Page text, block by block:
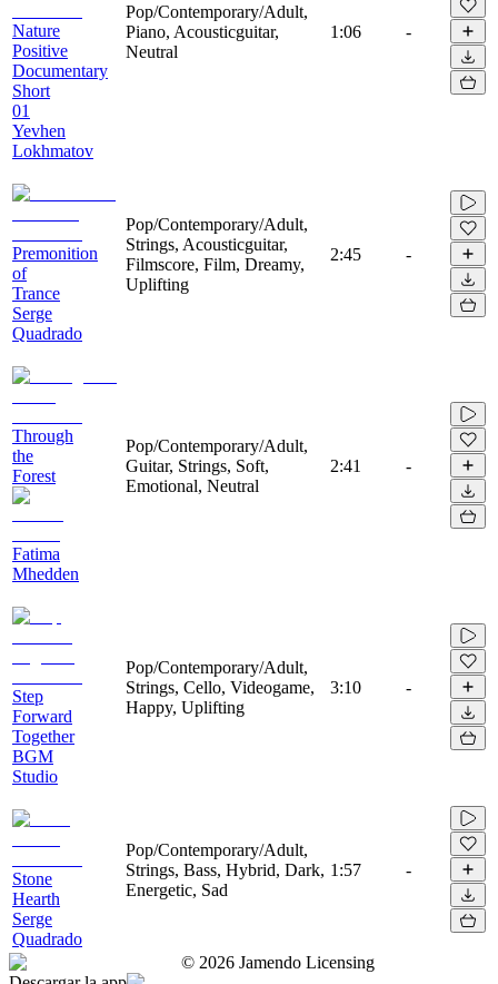
Nature
Positive
Documentary
Short
01
Yevhen
Lokhmatov
Pop/Contemporary/Adult,
Piano, Acousticguitar,
Neutral
1:06 -
Premonition
of
Trance
Serge
Quadrado
Pop/Contemporary/Adult,
Strings, Acousticguitar,
Filmscore, Film, Dreamy,
Uplifting
2:45 -
Through
the
Forest
Fatima
Mhedden
Pop/Contemporary/Adult,
Guitar, Strings, Soft,
Emotional, Neutral
2:41 -
Step
Forward
Together
BGM
Studio
Pop/Contemporary/Adult,
Strings, Cello, Videogame,
Happy, Uplifting
3:10 -
Stone
Hearth
Serge
Quadrado
Pop/Contemporary/Adult,
Strings, Bass, Hybrid, Dark,
Energetic, Sad
1:57 -
© 2026 Jamendo Licensing